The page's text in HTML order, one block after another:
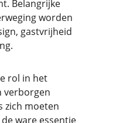
Belangrijke
worden
gastvrijheid
rol in het
verborgen
zich moeten
ware essentie